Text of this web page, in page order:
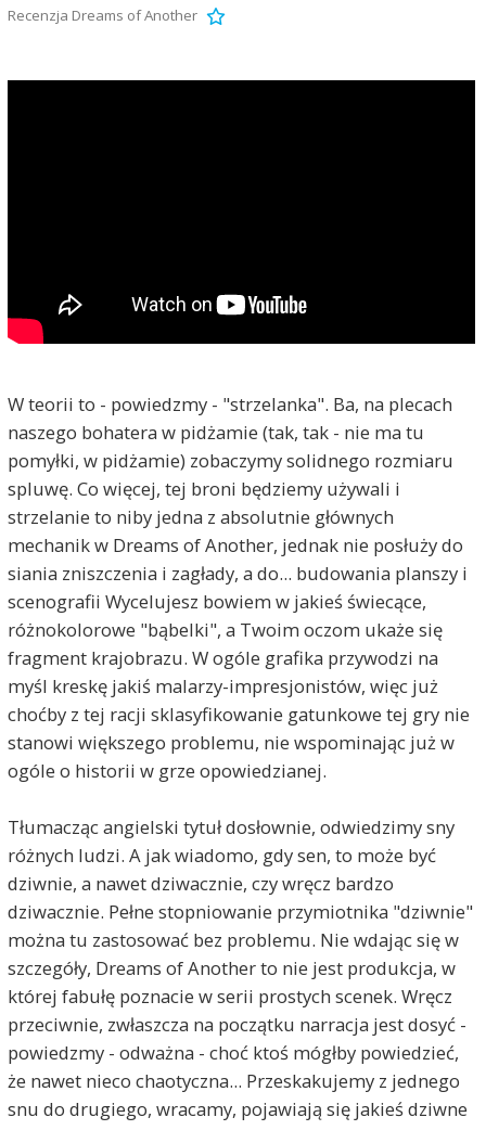
Recenzja Dreams of Another
W teorii to - powiedzmy - "strzelanka". Ba, na plecach
naszego bohatera w pidżamie (tak, tak - nie ma tu
pomyłki, w pidżamie) zobaczymy solidnego rozmiaru
spluwę. Co więcej, tej broni będziemy używali i
strzelanie to niby jedna z absolutnie głównych
mechanik w Dreams of Another, jednak nie posłuży do
siania zniszczenia i zagłady, a do... budowania planszy i
scenografii Wycelujesz bowiem w jakieś świecące,
różnokolorowe "bąbelki", a Twoim oczom ukaże się
fragment krajobrazu. W ogóle grafika przywodzi na
myśl kreskę jakiś malarzy-impresjonistów, więc już
choćby z tej racji sklasyfikowanie gatunkowe tej gry nie
stanowi większego problemu, nie wspominając już w
ogóle o historii w grze opowiedzianej.
Tłumacząc angielski tytuł dosłownie, odwiedzimy sny
różnych ludzi. A jak wiadomo, gdy sen, to może być
dziwnie, a nawet dziwacznie, czy wręcz bardzo
dziwacznie. Pełne stopniowanie przymiotnika "dziwnie"
można tu zastosować bez problemu. Nie wdając się w
szczegóły, Dreams of Another to nie jest produkcja, w
której fabułę poznacie w serii prostych scenek. Wręcz
przeciwnie, zwłaszcza na początku narracja jest dosyć -
powiedzmy - odważna - choć ktoś mógłby powiedzieć,
że nawet nieco chaotyczna... Przeskakujemy z jednego
snu do drugiego, wracamy, pojawiają się jakieś dziwne